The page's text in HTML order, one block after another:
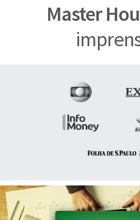
Master